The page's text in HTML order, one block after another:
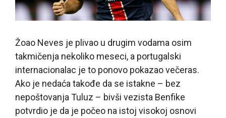
Žoao Neves je plivao u drugim vodama osim
takmičenja nekoliko meseci, a portugalski
internacionalac je to ponovo pokazao večeras.
Ako je nedaća takođe da se istakne – bez
nepoštovanja Tuluz – bivši vezista Benfike
potvrdio je da je počeo na istoj visokoj osnovi